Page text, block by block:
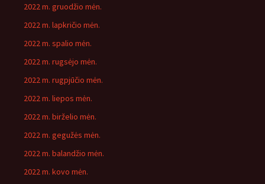
2022 m. gruodžio mėn.
2022 m. lapkričio mėn.
2022 m. spalio mėn.
2022 m. rugsėjo mėn.
2022 m. rugpjūčio mėn.
2022 m. liepos mėn.
2022 m. birželio mėn.
2022 m. gegužės mėn.
2022 m. balandžio mėn.
2022 m. kovo mėn.